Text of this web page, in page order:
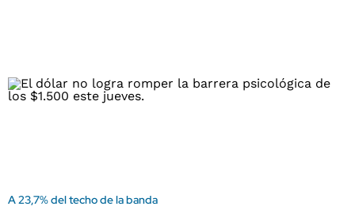
A 23,7% del techo de la banda